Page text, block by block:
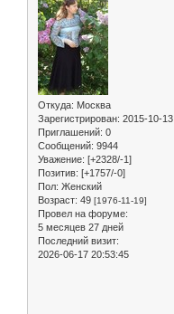
Откуда: Москва
Зарегистрирован: 2015-10-13
Приглашений: 0
Сообщений: 9944
Уважение: [+2328/-1]
Позитив: [+1757/-0]
Пол: Женский
Возраст: 49 [1976-11-19]
Провел на форуме:
5 месяцев 27 дней
Последний визит:
2026-06-17 20:53:45